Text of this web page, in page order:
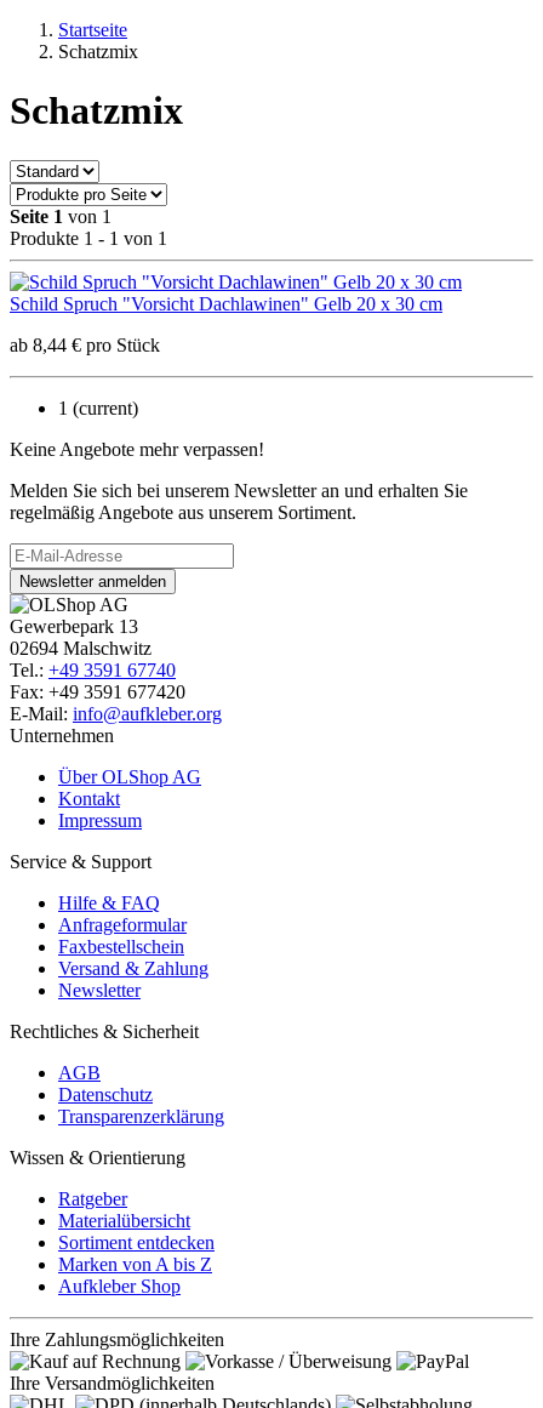
Startseite
Schatzmix
Schatzmix
Seite 1 von 1
Produkte 1 - 1 von 1
Schild Spruch "Vorsicht Dachlawinen" Gelb 20 x 30 cm
ab 8,44 € pro Stück
1 (current)
Keine Angebote mehr verpassen!
Melden Sie sich bei unserem Newsletter an und erhalten Sie
regelmäßig Angebote aus unserem Sortiment.
Newsletter anmelden
Gewerbepark 13
02694 Malschwitz
Tel.: +49 3591 67740
Fax: +49 3591 677420
E-Mail: info@aufkleber.org
Unternehmen
Über OLShop AG
Kontakt
Impressum
Service & Support
Hilfe & FAQ
Anfrageformular
Faxbestellschein
Versand & Zahlung
Newsletter
Rechtliches & Sicherheit
AGB
Datenschutz
Transparenzerklärung
Wissen & Orientierung
Ratgeber
Materialübersicht
Sortiment entdecken
Marken von A bis Z
Aufkleber Shop
Ihre Zahlungsmöglichkeiten
Ihre Versandmöglichkeiten